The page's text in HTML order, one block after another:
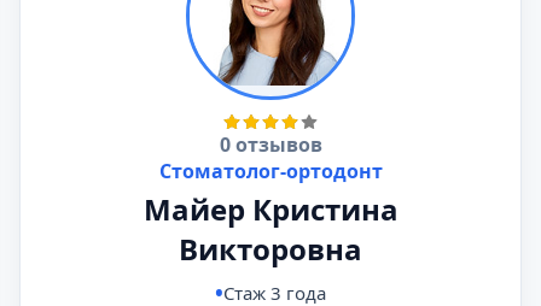
0 отзывов
Стоматолог-ортодонт
Майер Кристина
Викторовна
Стаж 3 года